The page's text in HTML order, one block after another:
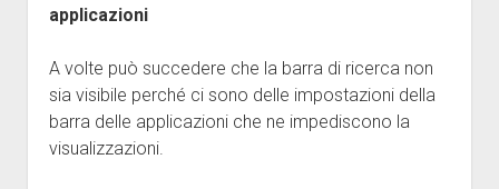
applicazioni
A volte può succedere che la barra di ricerca non
sia visibile perché ci sono delle impostazioni della
barra delle applicazioni che ne impediscono la
visualizzazioni.